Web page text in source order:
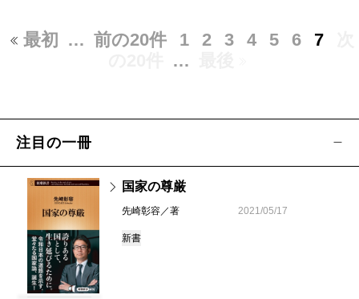
最初 … 前の20件 1 2 3 4 5 6 7
…
注目の一冊
国家の尊厳
先崎彰容／著 2021/05/17
新書